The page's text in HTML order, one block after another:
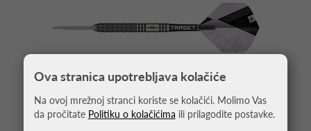
Ova stranica upotrebljava kolačiće
Na ovoj mrežnoj stranci koriste se kolačići. Molimo Vas
da pročitate Politiku o kolačićima ili prilagodite postavke.